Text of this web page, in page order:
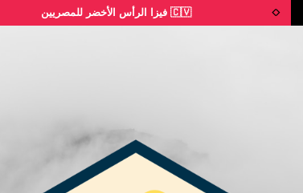
🇨🇻 فيزا الرأس الأخضر للمصريين